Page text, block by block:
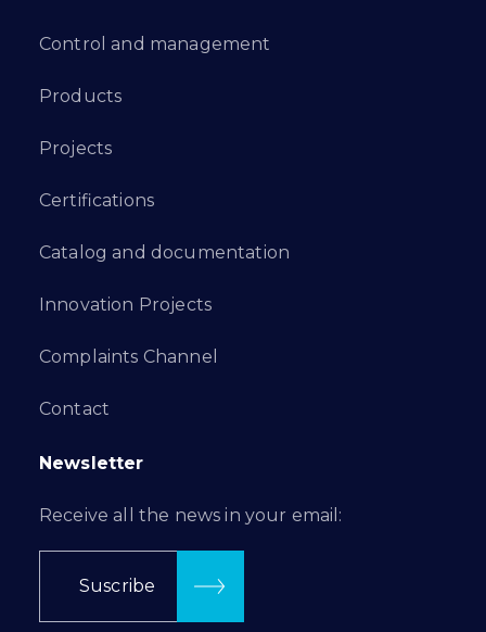
Control and management
Products
Projects
Certifications
Catalog and documentation
Innovation Projects
Complaints Channel
Contact
Newsletter
Receive all the news in your email:
Suscribe